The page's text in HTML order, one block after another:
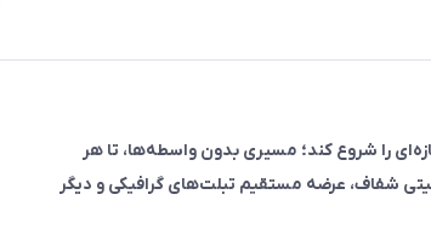
مسیر تازه‌ای را شروع کند؛ مسیری بدون واسطه‌ها، تا هر
شفاف، عرضه مستقیم تبلت‌های گرافیکی و دیگر